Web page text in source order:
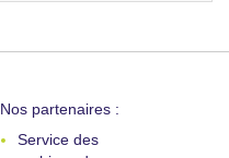
Nos partenaires :
Service des